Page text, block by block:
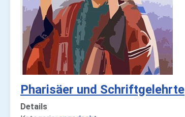
Pharisäer und Schriftgelehrte
Details